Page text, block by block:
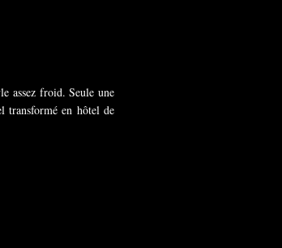
assez froid. Seule une
transformé en hôtel de